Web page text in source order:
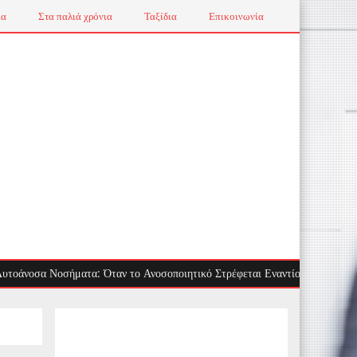
Στα παλιά χρόνια Ταξίδια Επικοινωνία
Νοσήματα: Όταν το Ανοσοποιητικό Στρέφεται Εναντίον μας